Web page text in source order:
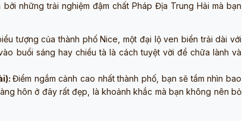
những trải nghiệm đậm chất Pháp Địa Trung Hải mà bạn
tượng của thành phố Nice, một đại lộ ven biển trải dài với
buổi sáng hay chiều tà là cách tuyệt vời để chữa lành và
Điểm ngắm cảnh cao nhất thành phố, bạn sẽ tầm nhìn bao
hôn ở đây rất đẹp, là khoảnh khắc mà bạn không nên bỏ